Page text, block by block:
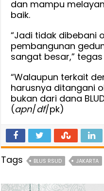
dan mampu
baik.
“Jadi tidak dibebani
pembangunan
sangat besar,” tegas
“Walaupun terkait
harusnya ditangani
bukan dari dana
(apn/df/pk)
Tags BLUS RSUD JAKARTA